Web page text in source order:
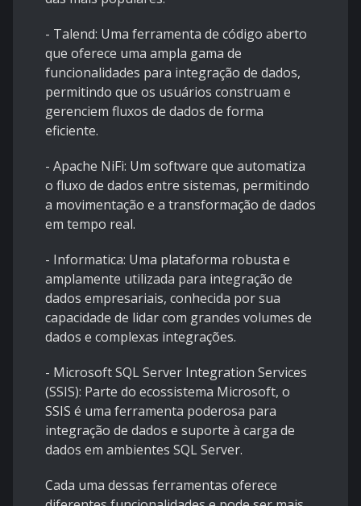
- Talend: Uma ferramenta de código aberto
que oferece uma ampla gama de
funcionalidades para integração de dados,
permitindo que os usuários construam e
gerenciem fluxos de dados de forma
eficiente.
- Apache NiFi: Um software que automatiza
o fluxo de dados entre sistemas, permitindo
a movimentação e a transformação de dados
em tempo real.
- Informatica: Uma plataforma robusta e
amplamente utilizada para integração de
dados empresariais, conhecida por sua
capacidade de lidar com grandes volumes de
dados e complexas integrações.
- Microsoft SQL Server Integration Services
(SSIS): Parte do ecossistema Microsoft, o
SSIS é uma ferramenta poderosa para
integração de dados e suporte à carga de
dados em ambientes SQL Server.
Cada uma dessas ferramentas oferece